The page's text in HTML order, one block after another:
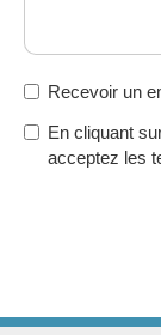
Recevoir un
En cliquant
acceptez les